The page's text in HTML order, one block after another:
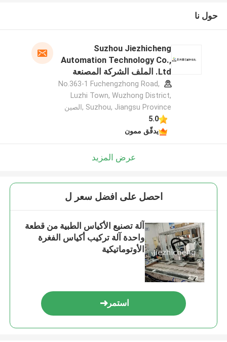
حول نا
Suzhou Jiezhicheng
Automation Technology Co.,
Ltd. الملف الشركة المصنعة
No.363-1 Fuchengzhong Road,
Luzhi Town, Wuzhong District,
Suzhou, Jiangsu Province ,الصين
5.0
يدقّق ممون
عرض المزيد
احصل على افضل سعر ل
آلة تصنيع الأكياس الطبية من قطعة
واحدة آلة تركيب أكياس الفغرة
الأوتوماتيكية
استمر